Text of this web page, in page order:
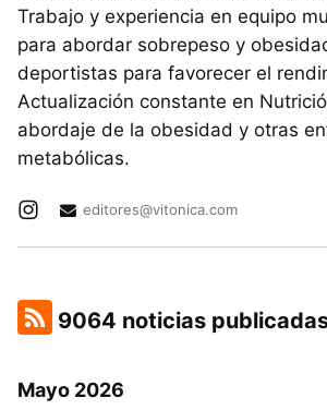
Trabajo y experiencia en equipo
para abordar sobrepeso y
deportistas para favorecer el
Actualización constante en
abordaje de la obesidad y otras
metabólicas.
editores@vitonica.com
9064 noticias
Mayo 2026